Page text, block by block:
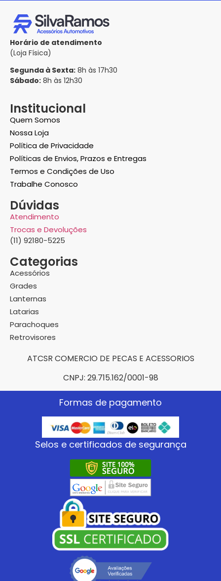
Horário de atendimento
(Loja Física)
Segunda à Sexta: 8h às 17h30
Sábado: 8h às 12h30
Institucional
Quem Somos
Nossa Loja
Política de Privacidade
Políticas de Envios, Prazos e Entregas
Termos e Condições de Uso
Trabalhe Conosco
Dúvidas
Atendimento
Trocas e Devoluções
(11) 92180-5225
Categorias
Acessórios
Grades
Lanternas
Latarias
Parachoques
Retrovisores
ATCSR COMERCIO DE PECAS E ACESSORIOS
CNPJ: 29.715.162/0001-98
Formas de pagamento
Selos e certificados de segurança